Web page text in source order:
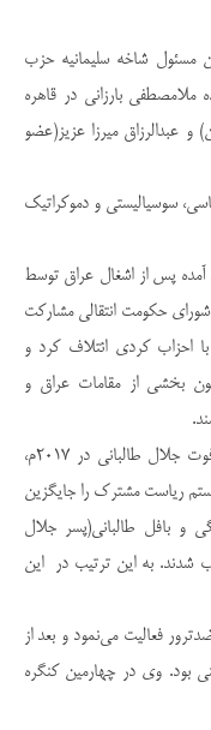
مسئول شاخه سلیمانیه حزب
ملامصطفی بارزانی در قاهره
و عبدالرزاق میرزا عزیز(عضو
سوسیالیستی و دموکراتیک
آمده پس از اشغال عراق توسط
در شورای حکومت انتقالی مشارکت
داشته است. این حزب در انتخابات ژانویه ۲۰۰۵ با احزاب کردی ائتلاف کرد و
بخشی از مقامات عراق و
♦️شورای رهبری اتحادیه میهنی کردستان بعد از فوت جلال طالبانی در ۲۰۱۷م،
ریاست مشترک را جایگزین
لاهور شیخ جنگی و بافل طالبانی(پسر جلال
شدند. به این ترتیب در این
فعالیت می‌نمود و بعد از
بود. وی در چهارمین کنگره